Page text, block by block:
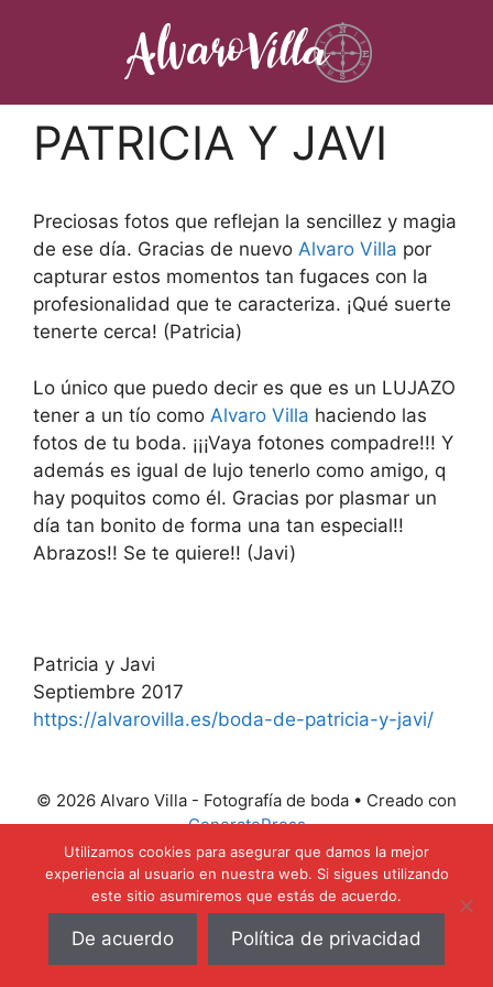
PATRICIA Y JAVI
Preciosas fotos que reflejan la sencillez y magia
de ese día. Gracias de nuevo Alvaro Villa por
capturar estos momentos tan fugaces con la
profesionalidad que te caracteriza. ¡Qué suerte
tenerte cerca! (Patricia)
Lo único que puedo decir es que es un LUJAZO
tener a un tío como Alvaro Villa haciendo las
fotos de tu boda. ¡¡¡Vaya fotones compadre!!! Y
además es igual de lujo tenerlo como amigo, q
hay poquitos como él. Gracias por plasmar un
día tan bonito de forma una tan especial!!
Abrazos!! Se te quiere!! (Javi)
Patricia y Javi
Septiembre 2017
https://alvarovilla.es/boda-de-patricia-y-javi/
© 2026 Alvaro Villa - Fotografía de boda • Creado con
GeneratePress
Utilizamos cookies para asegurar que damos la mejor
experiencia al usuario en nuestra web. Si sigues utilizando
este sitio asumiremos que estás de acuerdo.
De acuerdo Política de privacidad